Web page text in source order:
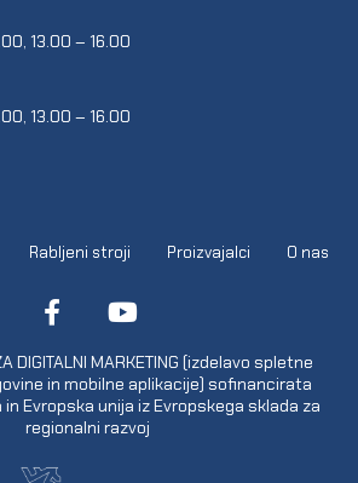
13.00 – 16.00
13.00 – 16.00
Rabljeni stroji Proizvajalci O nas
DIGITALNI MARKETING (izdelavo spletne
in mobilne aplikacije) sofinancirata
Evropska unija iz Evropskega sklada za
regionalni razvoj